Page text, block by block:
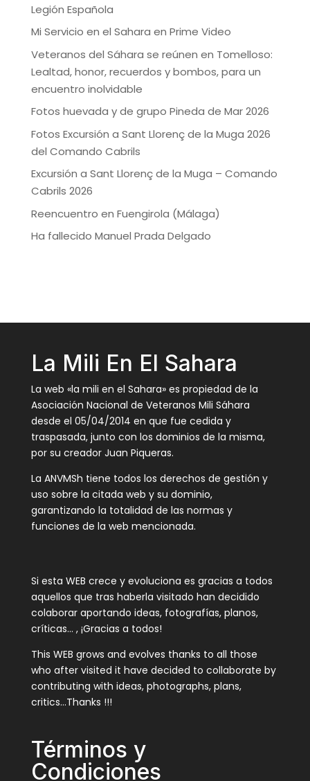
Legión Española
Mi Servicio en el Sahara en Prime Video
Veteranos del Sáhara se reúnen en Tomelloso:
Lealtad, honor, recuerdos y bombos, para un
encuentro inolvidable
Fotos huevada y de grupo Pineda de Mar 2026
Fotos Excursión a Sant Llorenç de la Muga 2026
del Comando Cabrils
Excursión a Sant Llorenç de la Muga – Comando
Cabrils 2026
Reencuentro en Fuengirola (Málaga)
Ha fallecido Manuel Prada Delgado
La Mili En El Sahara
La web «la mili en el Sahara» es propiedad de la
Asociación Nacional de Veteranos Mili Sáhara
desde el 05/04/2014 en que fue cedida y
traspasada, junto con los dominios de la misma,
por su creador Juan Piqueras.
La ANVMSh tiene todos los derechos de gestión y
uso sobre la citada web y su dominio,
garantizando la totalidad de las normas y
funciones de la web mencionada.
Si esta WEB crece y evoluciona es gracias a todos
aquellos que tras haberla visitado han decidido
colaborar aportando ideas, fotografías, planos,
críticas… , ¡Gracias a todos!
This WEB grows and evolves thanks to all those
who after visited it have decided to collaborate by
contributing with ideas, photographs, plans,
critics…Thanks !!!
Términos y
Condiciones